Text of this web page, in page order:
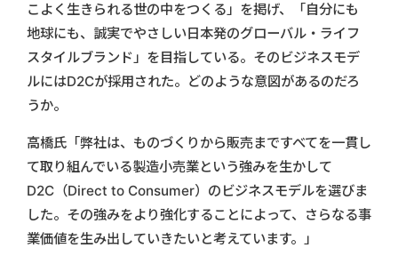
こよく生きられる世の中をつくる」を掲げ、「自分にも
地球にも、誠実でやさしい日本発のグローバル・ライフ
スタイルブランド」を目指している。そのビジネスモデ
ルにはD2Cが採用された。どのような意図があるのだろ
うか。
高橋氏「弊社は、ものづくりから販売まですべてを一貫し
て取り組んでいる製造小売業という強みを生かして
D2C（Direct to Consumer）のビジネスモデルを選びま
した。その強みをより強化することによって、さらなる事
業価値を生み出していきたいと考えています。」